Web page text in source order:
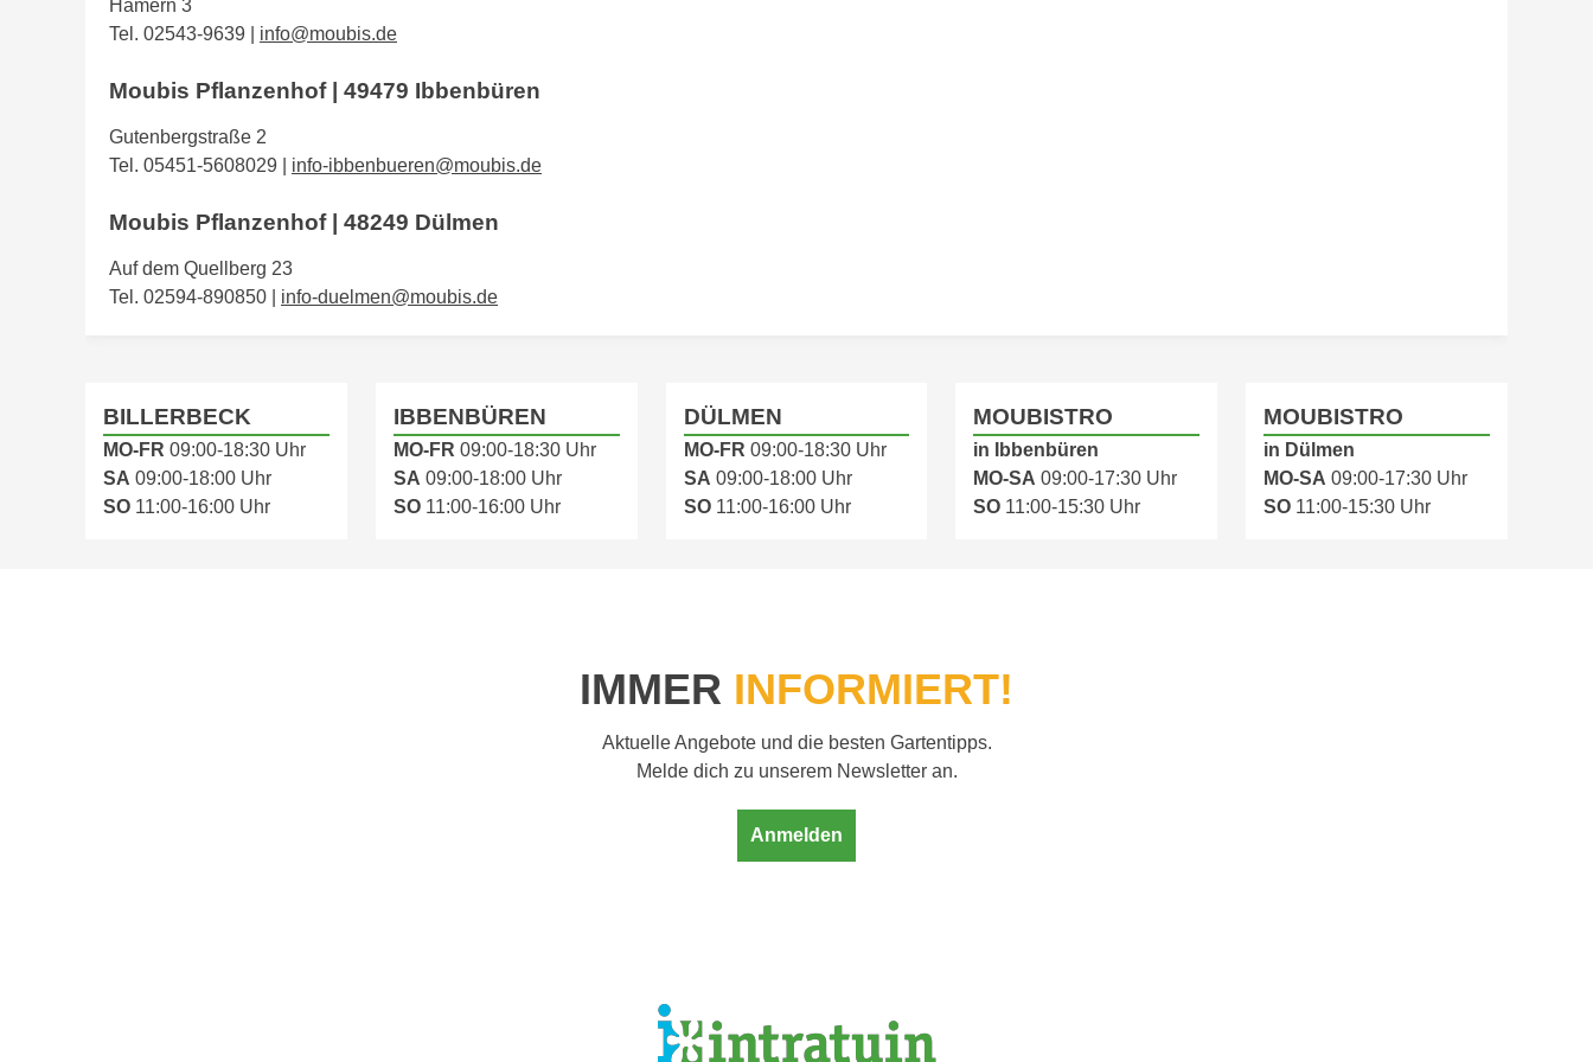
Hamern 3
Tel. 02543-9639 | info@moubis.de
Moubis Pflanzenhof | 49479 Ibbenbüren
Gutenbergstraße 2
Tel. 05451-5608029 info-ibbenbueren@moubis.de
Moubis Pflanzenhof | 48249 Dülmen
Auf dem Quellberg 23
Tel. 02594-890850 | info-duelmen@moubis.de
BILLERBECK
MO-FR 09:00-18:30 Uhr
SA 09:00-18:00 Uhr
SO 11:00-16:00 Uhr
IBBENBÜREN
MO-FR 09:00-18:30 Uhr
SA 09:00-18:00 Uhr
SO11:00-16:00 Uhr
DÜLMEN
MO-FR 09:00-18:30 Uhr
SA 09:00-18:00 Uhr
SO11:00-16:00 Uhr
MOUBISTRO
in Ibbenbüren
MO-SA 09:00-17:30 Uhr
SO 11:00-15:30 Uhr
MOUBISTRO
in Dülmen
MO-SA 09:00-17:30 Uhr
SO 11:00-15:30 Uhr
IMMER INFORMIERT!
Aktuelle Angebote und die besten Gartentipps.
Melde dich zu unserem Newsletter an.
Anmelden